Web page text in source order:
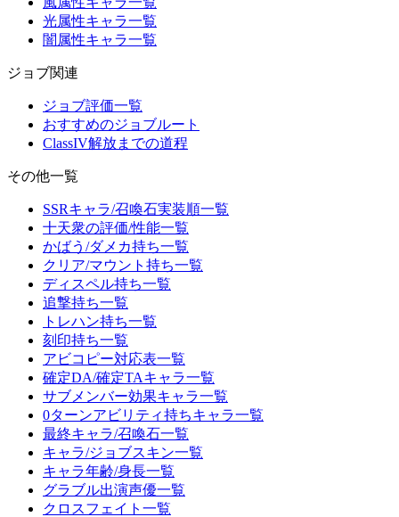
光属性キャラ一覧
闇属性キャラ一覧
ジョブ関連
ジョブ評価一覧
おすすめのジョブルート
ClassIV解放までの道程
その他一覧
SSRキャラ/召喚石実装順一覧
十天衆の評価/性能一覧
かばう/ダメカ持ち一覧
クリア/マウント持ち一覧
ディスペル持ち一覧
追撃持ち一覧
トレハン持ち一覧
刻印持ち一覧
アビコピー対応表一覧
確定DA/確定TAキャラ一覧
サブメンバー効果キャラ一覧
0ターンアビリティ持ちキャラ一覧
最終キャラ/召喚石一覧
キャラ/ジョブスキン一覧
キャラ年齢/身長一覧
グラブル出演声優一覧
クロスフェイト一覧